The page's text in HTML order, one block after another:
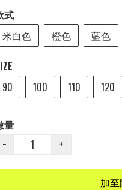
式
米白色
橙色 藍色
90
100 110 120
量
−
+
加